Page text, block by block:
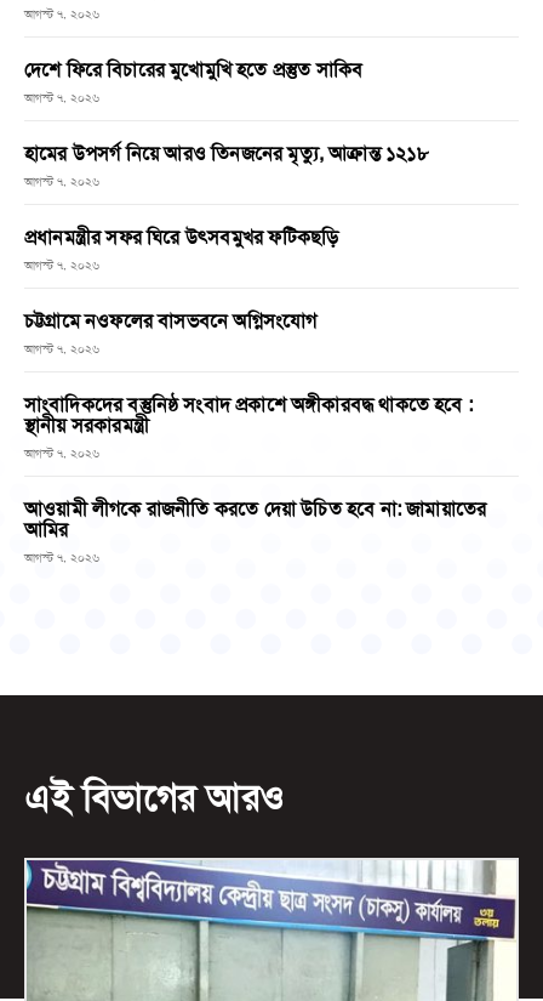
আগস্ট ৭, ২০২৬
দেশে ফিরে বিচারের মুখোমুখি হতে প্রস্তুত সাকিব
আগস্ট ৭, ২০২৬
হামের উপসর্গ নিয়ে আরও তিনজনের মৃত্যু, আক্রান্ত ১২১৮
আগস্ট ৭, ২০২৬
প্রধানমন্ত্রীর সফর ঘিরে উৎসবমুখর ফটিকছড়ি
আগস্ট ৭, ২০২৬
চট্টগ্রামে নওফলের বাসভবনে অগ্নিসংযোগ
আগস্ট ৭, ২০২৬
সাংবাদিকদের বস্তুনিষ্ঠ সংবাদ প্রকাশে অঙ্গীকারবদ্ধ থাকতে হবে :
স্থানীয় সরকারমন্ত্রী
আগস্ট ৭, ২০২৬
আওয়ামী লীগকে রাজনীতি করতে দেয়া উচিত হবে না: জামায়াতের
আমির
আগস্ট ৭, ২০২৬
এই বিভাগের আরও